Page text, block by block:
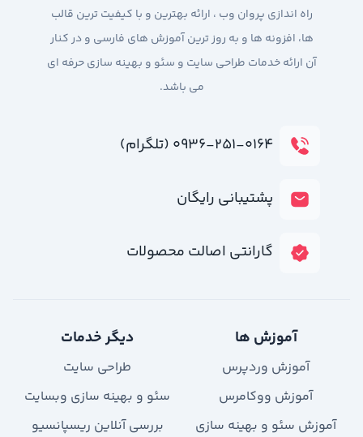
راه اندازی پروان وب ، ارائه بهترین و با کیفیت ترین قالب
ها، افزونه ها و به روز ترین آموزش های فارسی و در کنار
آن ارائه خدمات طراحی سایت و سئو و بهینه سازی حرفه ای
می باشد.
۰۹۳۶-۲۵۱-۰۱۶۴ (تلگرام)
پشتیبانی رایگان
گارانتی اصالت محصولات
آموزش ها
آموزش وردپرس
آموزش ووکامرس
آموزش سئو و بهینه سازی
دیگر خدمات
طراحی سایت
سئو و بهینه سازی وبسایت
بررسی آنلاین ریسپانسیو